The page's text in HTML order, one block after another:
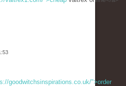
goodwitchsinspirations.co.uk/">order